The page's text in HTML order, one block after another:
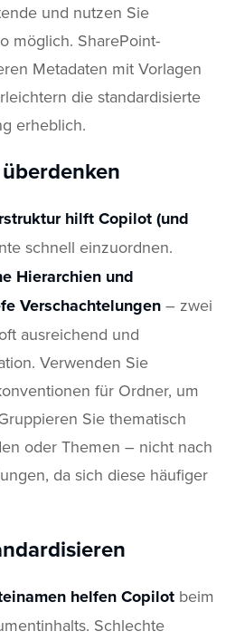
und nutzen Sie
möglich. SharePoint-
Metadaten mit Vorlagen
die standardisierte
erheblich.
hilft Copilot (und
schnell einzuordnen.
Hierarchien und
Verschachtelungen – zwei
ausreichend und
Verwenden Sie
für Ordner, um
Sie thematisch
oder Themen – nicht nach
da sich diese häufiger
helfen Copilot beim
Schlechte